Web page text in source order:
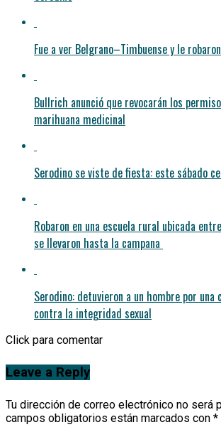
Fue a ver Belgrano–Timbuense y le
Bullrich anunció que revocarán los
marihuana medicinal
Serodino se viste de fiesta: este sábado
Robaron en una escuela rural ubicada
se llevaron hasta la campana
Serodino: detuvieron a un hombre por una
contra la integridad sexual
Click para comentar
Leave a Reply
Tu dirección de correo electrónico no será
campos obligatorios están marcados con *